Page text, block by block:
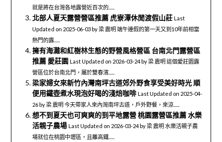
就是將在台灣各地露營近百次的......
北部人夏天露營營區推薦 虎寮潭休閒渡假山莊 Last
Updated on 2025-06-03 by 梁 震明 端午連假的第一天又到10年前相當
熱門的露......
擁有海灘和紅樹林生態的野營風格營區 台南北門露營區
推薦 愛莊園 Last Updated on 2026-03-24 by 梁 震明 這個愛莊園露
營區位於台南北門，屬於雙春濱......
梁家婦女來新竹內灣南坪古道郊外野食享受美好時光 順
便用鐵壺煮水現泡好喝的淺焙咖啡 Last Updated on 2025-04-
26 by 梁 震明 今天帶家人來內灣南坪古道，戶外野餐，來涼......
想不到夏天也可爽爽的到平地露營 桃園露營區推薦 水樂
活親子農場 Last Updated on 2026-03-24 by 梁 震明 水樂活親子農
場就位在桃園中壢區，且離高鐵......